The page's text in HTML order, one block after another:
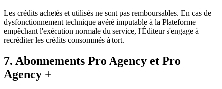
Les crédits achetés et utilisés ne sont pas remboursables. En cas de
dysfonctionnement technique avéré imputable à la Plateforme
empêchant l'exécution normale du service, l'Éditeur s'engage à
recréditer les crédits consommés à tort.
7. Abonnements Pro Agency et Pro
Agency +